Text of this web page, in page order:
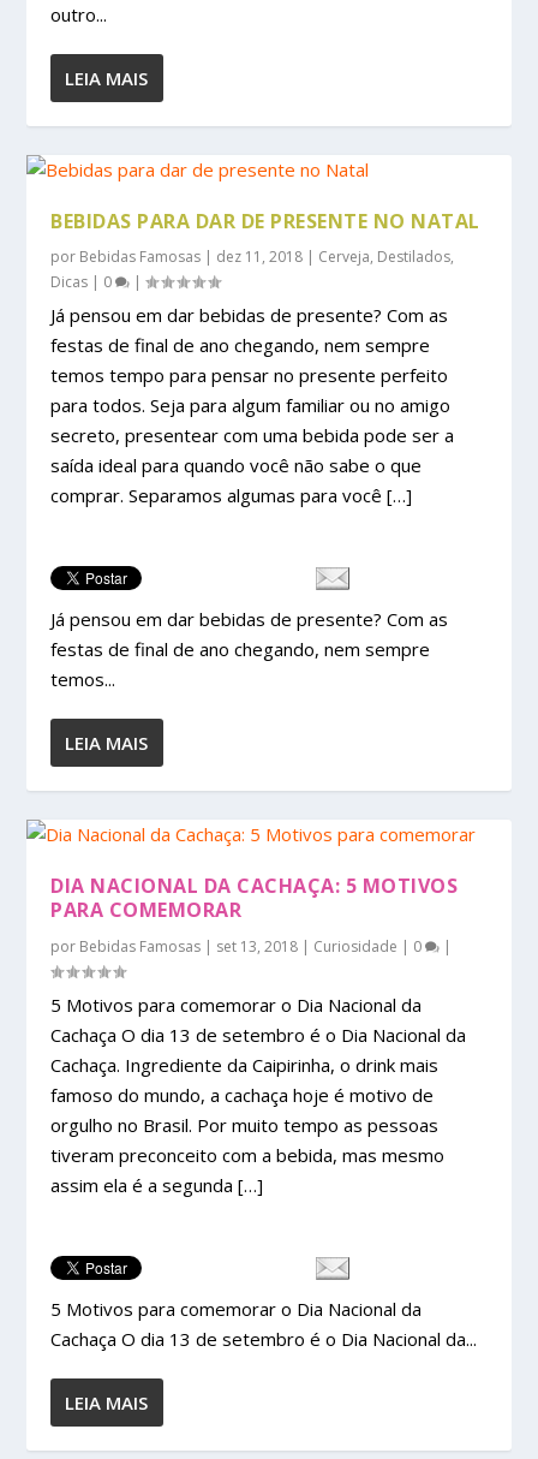
outro...
LEIA MAIS
BEBIDAS PARA DAR DE PRESENTE NO NATAL
por Bebidas Famosas | dez 11, 2018 | Cerveja, Destilados,
Dicas | 0 |
Já pensou em dar bebidas de presente? Com as
festas de final de ano chegando, nem sempre
temos tempo para pensar no presente perfeito
para todos. Seja para algum familiar ou no amigo
secreto, presentear com uma bebida pode ser a
saída ideal para quando você não sabe o que
comprar. Separamos algumas para você […]
Já pensou em dar bebidas de presente? Com as
festas de final de ano chegando, nem sempre
temos...
LEIA MAIS
DIA NACIONAL DA CACHAÇA: 5 MOTIVOS
PARA COMEMORAR
por Bebidas Famosas | set 13, 2018 | Curiosidade | 0 |
5 Motivos para comemorar o Dia Nacional da
Cachaça O dia 13 de setembro é o Dia Nacional da
Cachaça. Ingrediente da Caipirinha, o drink mais
famoso do mundo, a cachaça hoje é motivo de
orgulho no Brasil. Por muito tempo as pessoas
tiveram preconceito com a bebida, mas mesmo
assim ela é a segunda […]
5 Motivos para comemorar o Dia Nacional da
Cachaça O dia 13 de setembro é o Dia Nacional da...
LEIA MAIS